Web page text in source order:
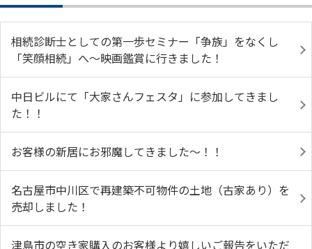
相続診断士としての第一歩セミナー「争族」をなくし
「笑顔相続」へ～映画鑑賞に行きました！
中日ビルにて「大家さんフェスタ」に参加してきまし
た！！
お客様の新居にお邪魔してきました～！！
名古屋市中川区で再建築不可物件の土地（古家あり）を
売却しました！
津島市の空き家購入のお客様より嬉しいご報告をいただ